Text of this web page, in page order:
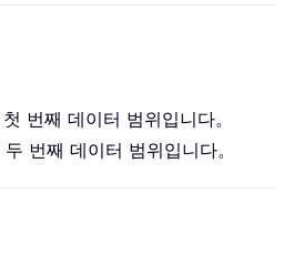
첫 번째 데이터 범위입니다。
두 번째 데이터 범위입니다。